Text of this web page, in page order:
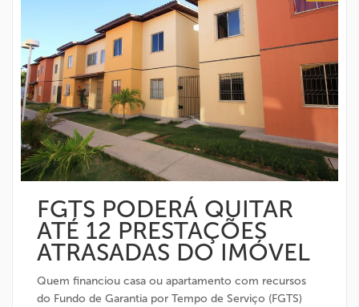
FGTS PODERÁ QUITAR
ATÉ 12 PRESTAÇÕES
ATRASADAS DO IMÓVEL
Quem financiou casa ou apartamento com recursos
do Fundo de Garantia por Tempo de Serviço (FGTS)